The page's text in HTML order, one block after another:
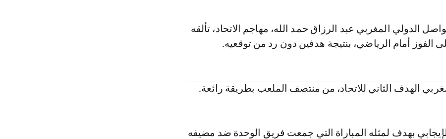
الفوز أمام الرياضي، بنتيجة هدفين دون رد من توقعيه.
الهدف الثاني للاتحاد، من منتصف الملعب بطريقة رائعة.
بهدف لمثله المباراة التي جمعت فريق الوحدة ضد مضيفه